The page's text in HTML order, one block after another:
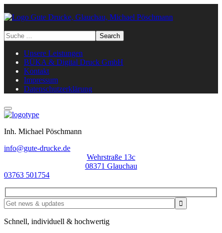
Unse­re Leis­tun­gen
BÜKA & Digi­tal Druck GmbH
Kon­takt
Impres­sum
Daten­schutz­er­klä­rung
Inh. Michael Pöschmann
info@gute-drucke.de
Wehrstraße 13c
08371 Glauchau
03763 501754
Schnell, individuell & hochwertig